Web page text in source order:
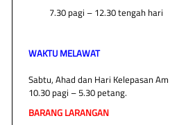
7.30 pagi – 12.30 tengah hari
WAKTU MELAWAT
Sabtu, Ahad dan Hari Kelepasan Am
10.30 pagi – 5.30 petang.
BARANG LARANGAN